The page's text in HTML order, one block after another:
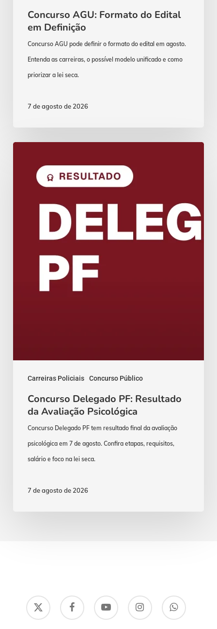
Concurso AGU: Formato do Edital
em Definição
Concurso AGU pode definir o formato do edital em agosto.
Entenda as carreiras, o possível modelo unificado e como
priorizar a lei seca.
7 de agosto de 2026
Carreiras Policiais Concurso Público
Delegado
Psicológica
Concurso Delegado PF: Resultado
da Avaliação Psicológica
Concurso Delegado PF tem resultado final da avaliação
psicológica em 7 de agosto. Confira etapas, requisitos,
salário e foco na lei seca.
7 de agosto de 2026
x-
twitter
facebook youtube instagram whatsapp